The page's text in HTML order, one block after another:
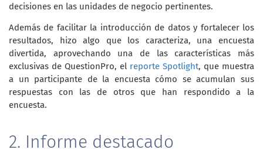
decisiones en las unidades de negocio pertinentes.
Además de facilitar la introducción de datos y fortalecer los
resultados, hizo algo que los caracteriza, una encuesta
divertida, aprovechando una de las características más
exclusivas de QuestionPro, el reporte Spotlight, que muestra
a un participante de la encuesta cómo se acumulan sus
respuestas con las de otros que han respondido a la
encuesta.
2. Informe destacado